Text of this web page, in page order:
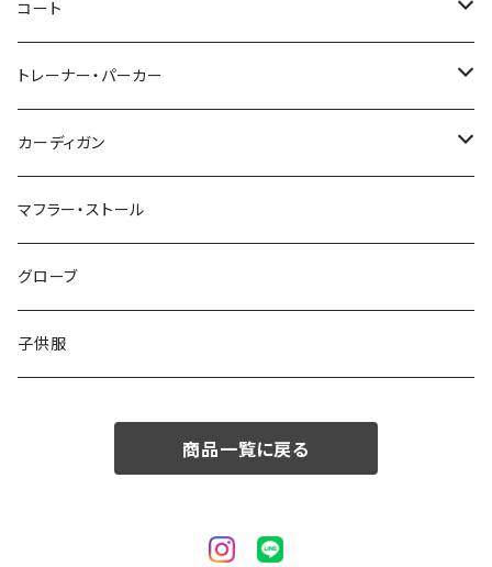
46/M
48/L
50/XL～
～44/S
46/M
48/L
50/XL～
コート
～44/S
46/M
48/L
50/XL～
トレーナー・パーカー
～44/S
46/M
48/L
50/XL～
カーディガン
～44/S
46/M
48/L
マフラー・ストール
グローブ
子供服
商品一覧に戻る